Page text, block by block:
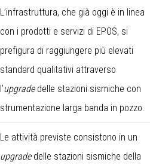
L’infrastruttura, che già oggi è in linea
con i prodotti e servizi di EPOS, si
prefigura di raggiungere più elevati
standard qualitativi attraverso
l’upgradedelle stazioni sismiche con
strumentazione larga banda in pozzo.
Le attività previste consistono in un
upgradedelle stazioni sismiche della